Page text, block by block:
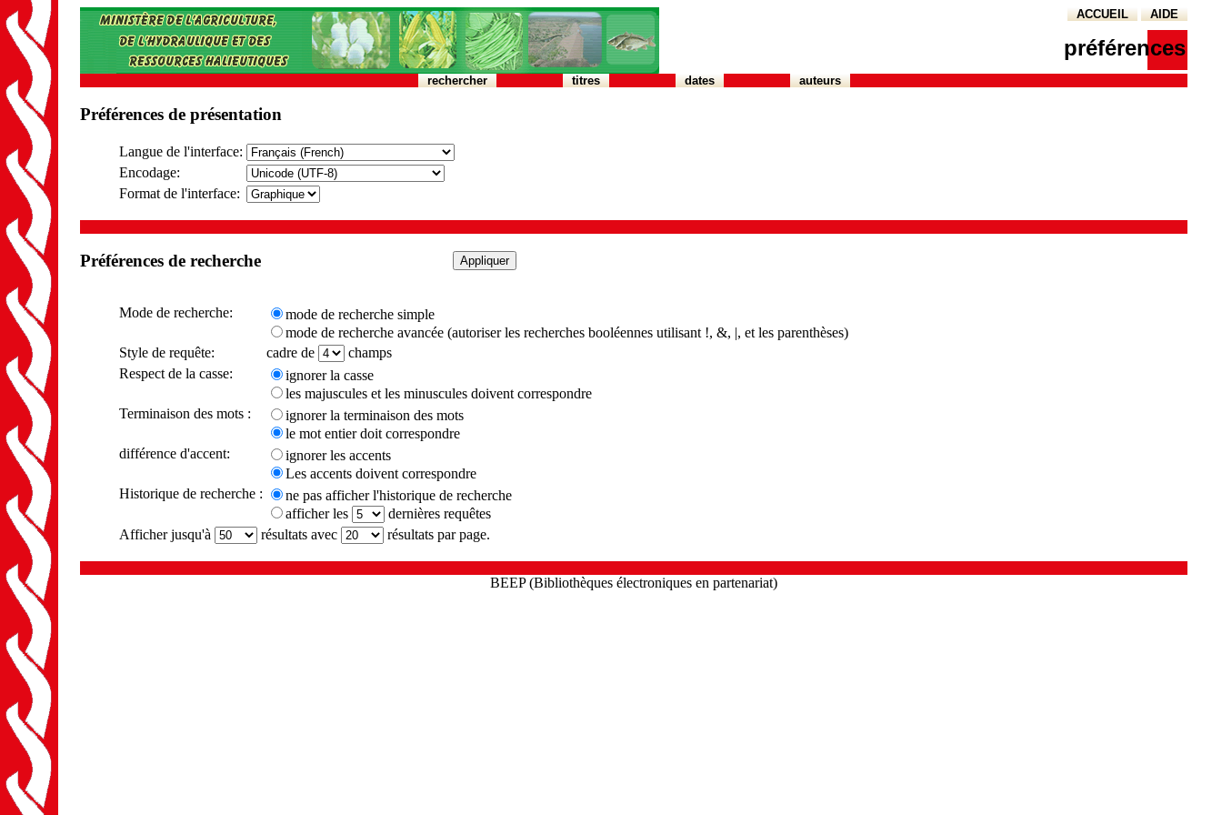
ACCUEIL AIDE
préférences
rechercher titres dates auteurs
Préférences de présentation
Langue de l'interface:
Encodage:
Format de l'interface:
Préférences de recherche
Mode de recherche:
mode de recherche simple
mode de recherche avancée (autoriser les recherches booléennes utilisant !, &, |, et les parenthèses)
Style de requête:
cadre de
champs
Respect de la casse:
ignorer la casse
les majuscules et les minuscules doivent correspondre
Terminaison des mots :
ignorer la terminaison des mots
le mot entier doit correspondre
différence d'accent:
ignorer les accents
Les accents doivent correspondre
Historique de recherche :
ne pas afficher l'historique de recherche
afficher les
dernières requêtes
Afficher jusqu'à
résultats avec résultats par page.
BEEP (Bibliothèques électroniques en partenariat)